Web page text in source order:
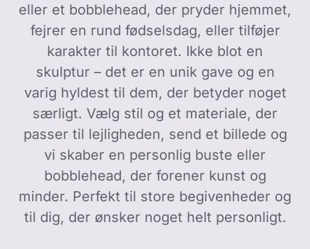
eller et bobblehead, der pryder hjemmet,
fejrer en rund fødselsdag, eller tilføjer
karakter til kontoret. Ikke blot en
skulptur – det er en unik gave og en
varig hyldest til dem, der betyder noget
særligt. Vælg stil og et materiale, der
passer til lejligheden, send et billede og
vi skaber en personlig buste eller
bobblehead, der forener kunst og
minder. Perfekt til store begivenheder og
til dig, der ønsker noget helt personligt.